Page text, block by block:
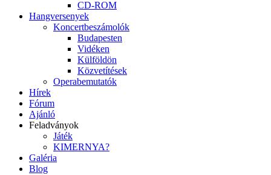
CD-ROM
Hangversenyek
Koncertbeszámolók
Budapesten
Vidéken
Külföldön
Közvetítések
Operabemutatók
Hírek
Fórum
Ajánló
Feladványok
Játék
KIMERNYA?
Galéria
Blog